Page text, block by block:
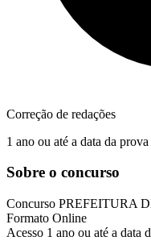
Correção de redações
1 ano ou até a data da prova
Sobre o concurso
Concurso PREFEITURA
Formato Online
Acesso 1 ano ou até a data